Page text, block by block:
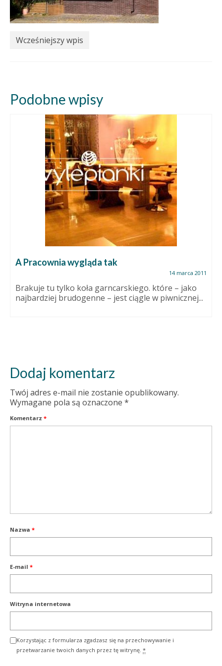
Wcześniejszy wpis
Podobne wpisy
A Pracownia wygląda tak
14 marca 2011
Brakuje tu tylko koła garncarskiego. które – jako
najbardziej brudogenne – jest ciągle w piwnicznej...
Dodaj komentarz
Twój adres e-mail nie zostanie opublikowany.
Wymagane pola są oznaczone *
Komentarz *
Nazwa *
E-mail *
Witryna internetowa
Korzystając z formularza zgadzasz się na przechowywanie i
przetwarzanie twoich danych przez tę witrynę. *